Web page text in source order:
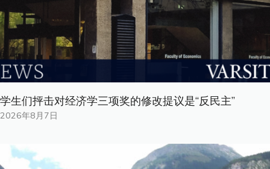
学生们抨击对经济学三项奖的修改提议是“反民主”
2026年8月7日